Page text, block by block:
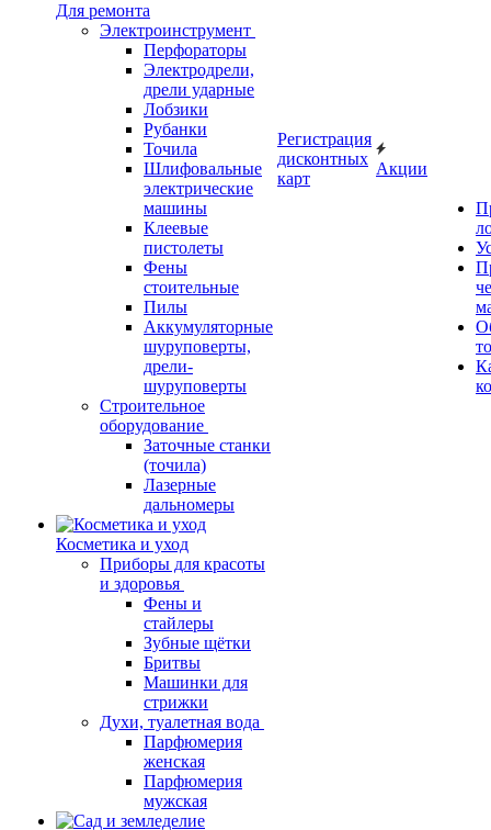
Для ремонта
Электроинструмент
Перфораторы
Электродрели,
дрели ударные
Лобзики
Рубанки
Точила
Шлифовальные
электрические
машины
Клеевые
пистолеты
Фены
стоительные
Пилы
Аккумуляторные
шуруповерты,
дрели-
шуруповерты
Строительное
оборудование
Заточные станки
(точила)
Лазерные
дальномеры
Косметика и уход
Приборы для красоты
и здоровья
Фены и
стайлеры
Зубные щётки
Бритвы
Машинки для
стрижки
Духи, туалетная вода
Парфюмерия
женская
Парфюмерия
мужская
Регистрация
дисконтных
карт
Акции